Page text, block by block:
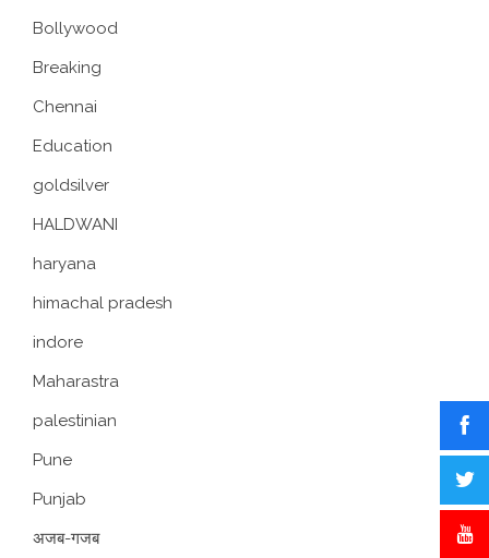
Bollywood
Breaking
Chennai
Education
goldsilver
HALDWANI
haryana
himachal pradesh
indore
Maharastra
palestinian
Pune
Punjab
अजब-गजब